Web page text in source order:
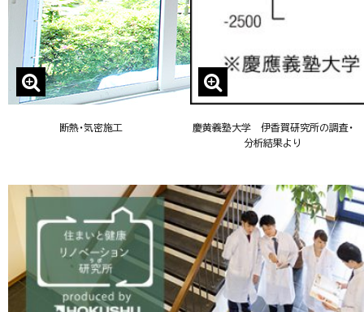
断熱・気密施工
慶黄義塾大学 伊香賀研究所の調査・
分析結果より